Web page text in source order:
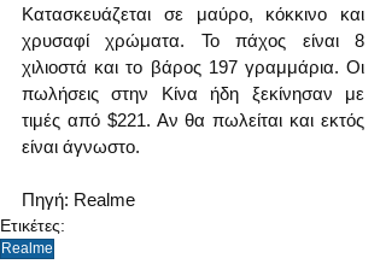
Κατασκευάζεται σε μαύρο, κόκκινο και
χρυσαφί χρώματα. Το πάχος είναι 8
χιλιοστά και το βάρος 197 γραμμάρια. Οι
πωλήσεις στην Κίνα ήδη ξεκίνησαν με
τιμές από $221. Αν θα πωλείται και εκτός
είναι άγνωστο.
Πηγή: Realme
Ετικέτες:
Realme